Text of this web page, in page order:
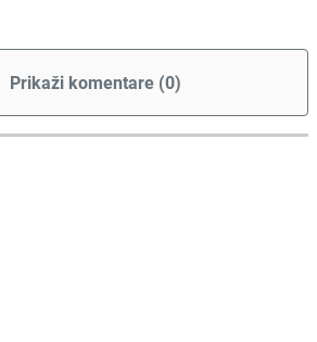
Prikaži komentare (0)